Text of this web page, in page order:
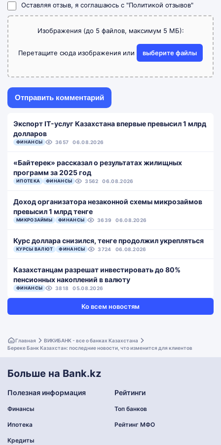
Оставляя отзыв, я соглашаюсь с "Политикой отзывов"
Изображения (до 5 файлов, максимум 5 МБ):
Перетащите сюда изображения или выберите файлы
Экспорт IT-услуг Казахстана впервые превысил 1 млрд
долларов
ФИНАНСЫ 3657 06.08.2026
«Байтерек» рассказал о результатах жилищных
программ за 2025 год
ИПОТЕКА ФИНАНСЫ 3562 06.08.2026
Доход организатора незаконной схемы микрозаймов
превысил 1 млрд тенге
МИКРОЗАЙМЫ ФИНАНСЫ 3639 06.08.2026
Курс доллара снизился, тенге продолжил укрепляться
КУРСЫ ВАЛЮТ ФИНАНСЫ 3724 06.08.2026
Казахстанцам разрешат инвестировать до 80%
пенсионных накоплений в валюту
ФИНАНСЫ 3818 05.08.2026
Ко всем новостям
Главная
ВИКИБАНК - все о банках Казахстана
Береке Банк Казахстан: последние новости, что изменится для клиентов
Больше на Bank.kz
Полезная информация
Финансы
Ипотека
Кредиты
Рейтинги
Топ банков
Рейтинг МФО